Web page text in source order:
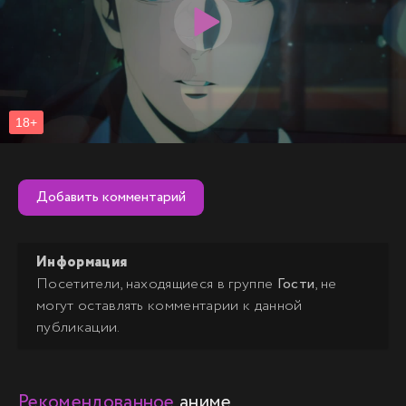
раскрытии убийств, так и стереть улики, создавая алиби
для преступников. Криминальные авторитеты не
упускают возможность воспользоваться этим,
предоставляя сверхлюдям работу по своему
Добавить комментарий
Информация
Посетители, находящиеся в группе Гости, не
могут оставлять комментарии к данной
публикации.